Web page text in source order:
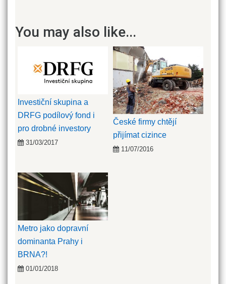
You may also like...
Investiční skupina a
DRFG podílový fond i
pro drobné investory
31/03/2017
České firmy chtějí
přijímat cizince
11/07/2016
Metro jako dopravní
dominanta Prahy i
BRNA?!
01/01/2018